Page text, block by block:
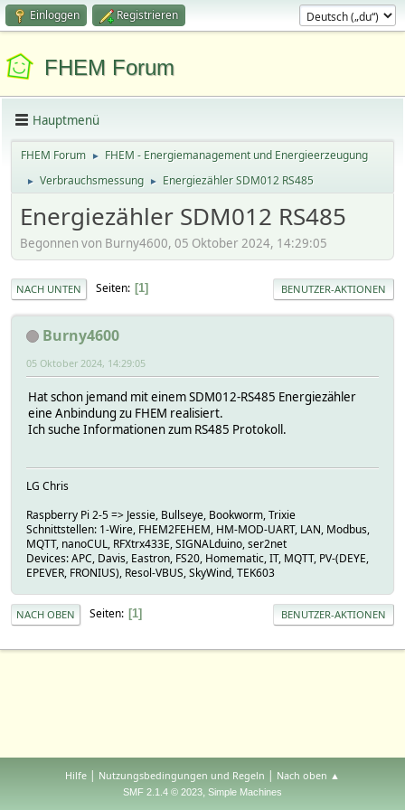
Einloggen Registrieren
FHEM Forum
Hauptmenü
FHEM Forum ► FHEM - Energiemanagement und Energieerzeugung
► Verbrauchsmessung ► Energiezähler SDM012 RS485
Energiezähler SDM012 RS485
Begonnen von Burny4600, 05 Oktober 2024, 14:29:05
NACH UNTEN Seiten 1 BENUTZER-AKTIONEN
Burny4600
05 Oktober 2024, 14:29:05
Hat schon jemand mit einem SDM012-RS485 Energiezähler
eine Anbindung zu FHEM realisiert.
Ich suche Informationen zum RS485 Protokoll.
LG Chris
Raspberry Pi 2-5 => Jessie, Bullseye, Bookworm, Trixie
Schnittstellen: 1-Wire, FHEM2FEHEM, HM-MOD-UART, LAN, Modbus,
MQTT, nanoCUL, RFXtrx433E, SIGNALduino, ser2net
Devices: APC, Davis, Eastron, FS20, Homematic, IT, MQTT, PV-(DEYE,
EPEVER, FRONIUS), Resol-VBUS, SkyWind, TEK603
NACH OBEN Seiten 1 BENUTZER-AKTIONEN
Hilfe | Nutzungsbedingungen und Regeln | Nach oben ▲
SMF 2.1.4 © 2023, Simple Machines